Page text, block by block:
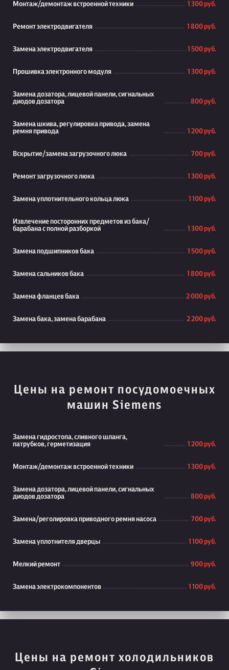
Монтаж/демонтаж встроенной техники 1 300 руб.
Ремонт электродвигателя 1 800 руб.
Замена электродвигателя 1 500 руб.
Прошивка электронного модуля 1 300 руб.
Замена дозатора, лицевой панели, сигнальных
диодов дозатора
800 руб.
Замена шкива, регулировка привода, замена
ремня привода
1 200 руб.
Вскрытие/замена загрузочного люка 700 руб.
Ремонт загрузочного люка 1 300 руб.
Замена уплотнительного кольца люка 1 100 руб.
Извлечение посторонних предметов из бака/
барабана с полной разборкой
1 300 руб.
Замена подшипников бака 1 500 руб.
Замена сальников бака 1 800 руб.
Замена фланцев бака 2 000 руб.
Замена бака, замена барабана 2 200 руб.
Цены на ремонт посудомоечных
машин Siemens
Замена гидростопа, сливного шланга,
патрубков, герметизация
1 200 руб.
Монтаж/демонтаж встроенной техники 1 300 руб.
Замена дозатора, лицевой панели, сигнальных
диодов дозатора
800 руб.
Замена/реголировка приводного ремня насоса 700 руб.
Замена уплотнителя дверцы 1 100 руб.
Мелкий ремонт 900 руб.
Замена электрокомпонентов 1 100 руб.
Цены на ремонт холодильников